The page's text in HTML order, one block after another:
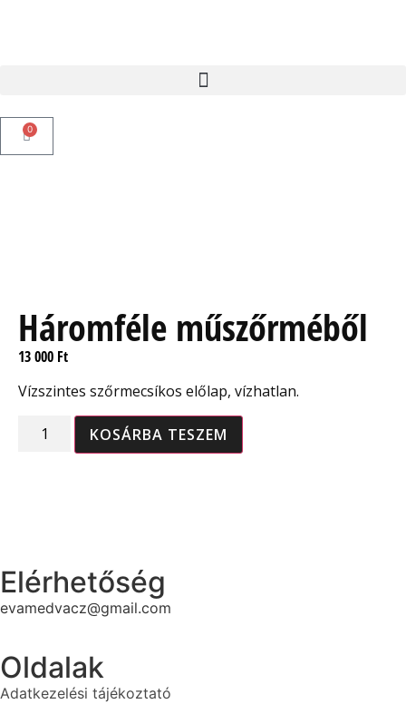
0
Háromféle műszőrméből
13 000 Ft
Vízszintes szőrmecsíkos előlap, vízhatlan.
KOSÁRBA TESZEM
Elérhetőség
evamedvacz@gmail.com
Oldalak
Adatkezelési tájékoztató